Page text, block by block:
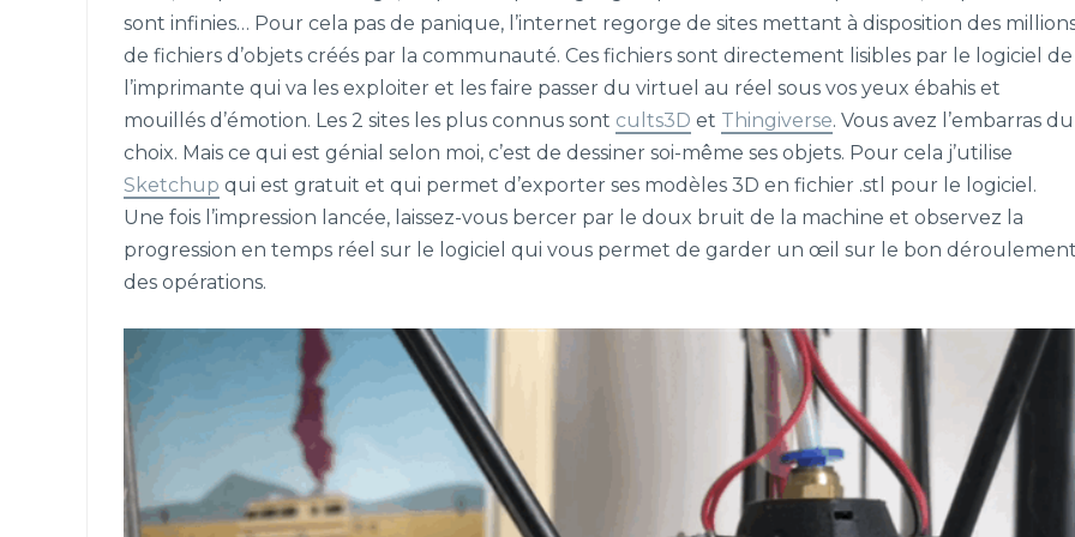
sont infinies… Pour cela pas de panique, l’internet regorge de sites mettant à disposition des
de fichiers d’objets créés par la communauté. Ces fichiers sont directement lisibles par le logiciel de
l’imprimante qui va les exploiter et les faire passer du virtuel au réel sous vos yeux ébahis et
mouillés d’émotion. Les 2 sites les plus connus sont cults3D et Thingiverse. Vous avez l’embarras du
choix. Mais ce qui est génial selon moi, c’est de dessiner soi-même ses objets. Pour cela j’utilise
Sketchup qui est gratuit et qui permet d’exporter ses modèles 3D en fichier .stl pour le logiciel.
Une fois l’impression lancée, laissez-vous bercer par le doux bruit de la machine et observez la
progression en temps réel sur le logiciel qui vous permet de garder un œil sur le bon
des opérations.